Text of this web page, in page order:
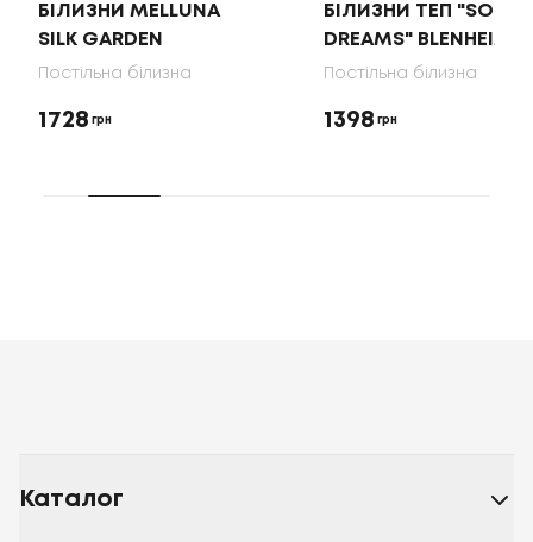
БІЛИЗНИ MELLUNA
SILK GARDEN
Постільна білизна
1728 грн
БІЛИЗНИ ТЕП "SOFT
DREAMS" BLENHEIM
Постільна білизна
1398 грн
Каталог